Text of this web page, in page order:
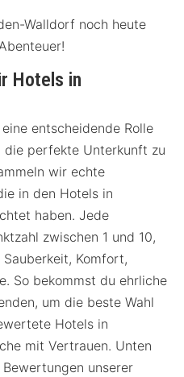
Walldorf noch heute
Hotels in
entscheidende Rolle
die perfekte Unterkunft zu
wir echte
in den Hotels in
haben. Jede
zwischen 1 und 10,
Komfort,
So bekommst du ehrliche
um die beste Wahl
Hotels in
mit Vertrauen. Unten
unserer